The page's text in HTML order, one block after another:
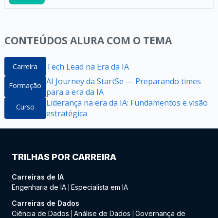
CONTEÚDOS ALURA COM O TEMA
Carreira Tech Lead na Era da IA
Formação AI Journey da StartSe — Preparando times
para a era da IA
Curso
Liderança na era da IA: Fundamentos e visão
estratégica​
TRILHAS POR CARREIRA
Carreiras de IA
Engenharia de IA Especialista em IA
Carreiras de Dados
Ciência de Dados
Análise de Dados
Governança de